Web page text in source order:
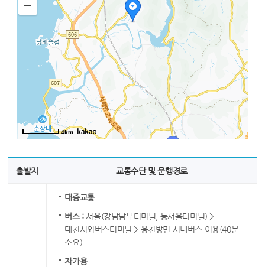
4km
출발지 교통수단 및 운행경로
대중교통
버스 : 서울(강남남부터미널, 동서울터미널) >
대천시외버스터미널 > 웅천방면 시내버스 이용(40분
소요)
자가용